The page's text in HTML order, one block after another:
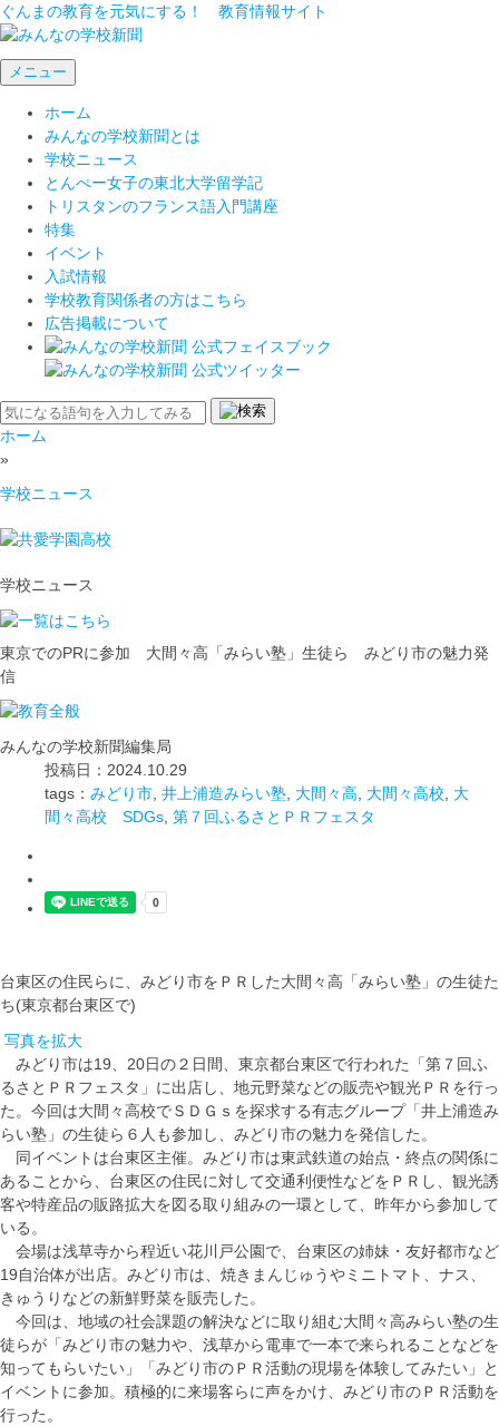
ぐんまの教育を元気にする！ 教育情報サイト
メニュー
ホーム
みんなの学校新聞とは
学校ニュース
とんぺー女子の東北大学留学記
トリスタンのフランス語入門講座
特集
イベント
入試情報
学校教育関係者の方はこちら
広告掲載について
ホーム
»
学校ニュース
学校ニュース
東京でのPRに参加 大間々高「みらい塾」生徒ら みどり市の魅力発
信
みんなの学校新聞編集局
投稿日：2024.10.29
tags： みどり市 井上浦造みらい塾 大間々高 大間々高校
大
間々高校 SDGs 第７回ふるさとＰＲフェスタ
台東区の住民らに、みどり市をＰＲした大間々高「みらい塾」の生徒た
ち(東京都台東区で)
写真を拡大
みどり市は19、20日の２日間、東京都台東区で行われた「第７回ふ
るさとＰＲフェスタ」‎に出店し、地元野菜などの販売や観光ＰＲを行っ
た。今回は大間々高校でＳＤＧｓを探求する有志グループ「井上浦造み
らい塾」の生徒ら６人も参加し、みどり市の魅力を発信した。
同イベントは台東区主催。みどり市は東武鉄道の始点・終点の関係に
あることから、台東区の住民に対して交通利便性などをＰＲし、観光誘
客や特産品の販路拡大を図る取り組みの一環として、昨年から参加して
いる。
会場は浅草寺から程近い花川戸公園で、台東区の姉妹・友好都市など
19自治体が出店。みどり市は、焼きまんじゅうやミニトマト、ナス、
きゅうりなどの新鮮野菜を販売した。
今回は、地域の社会課題の解決などに取り組む大間々高みらい塾の生
徒らが「みどり市の魅力や、浅草から電車で一本で来られることなどを
知ってもらいたい」「みどり市のＰＲ活動の現場を体験してみたい」と
イベントに参加。積極的に来場客らに声をかけ、みどり市のＰＲ活動を
行った。